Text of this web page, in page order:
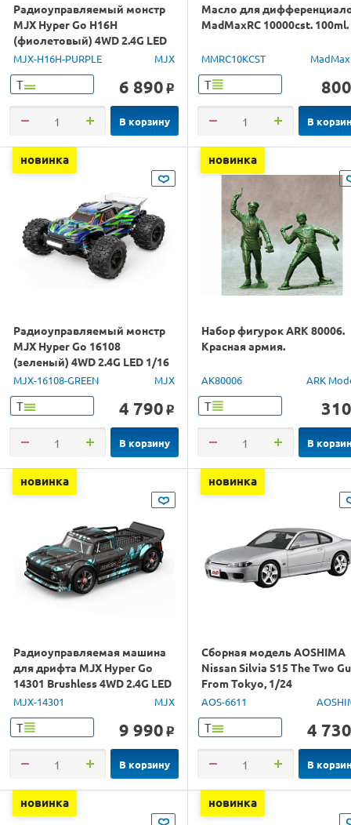
Радиоуправляемый монстр
MJX Hyper Go H16H
(фиолетовый) 4WD 2.4G LED
GPS 1/16 RTR
MJX-H16H-PURPLE MJX
Т 6 890 o
В корзину
Масло для
MadMaxRC 10000cst. 100ml.
MMRC10KCST
Т 800
В
новинка
Радиоуправляемый монстр
MJX Hyper Go 16108
(зеленый) 4WD 2.4G LED 1/16
RTR
MJX-16108-GREEN MJX
Т 4 790 o
В корзину
новинка
Набор фигурок ARK 80006.
Красная армия.
AK80006 ARK
Т 310
В
новинка
Радиоуправляемая машина
для дрифта MJX Hyper Go
14301 Brushless 4WD 2.4G LED
1/14 RTR
MJX-14301 MJX
Т 9 990 o
В корзину
новинка
Сборная модель AOSHIMA
Nissan Silvia S15 The Two
From Tokyo, 1/24
AOS-6611
Т 4 730
В
новинка новинка